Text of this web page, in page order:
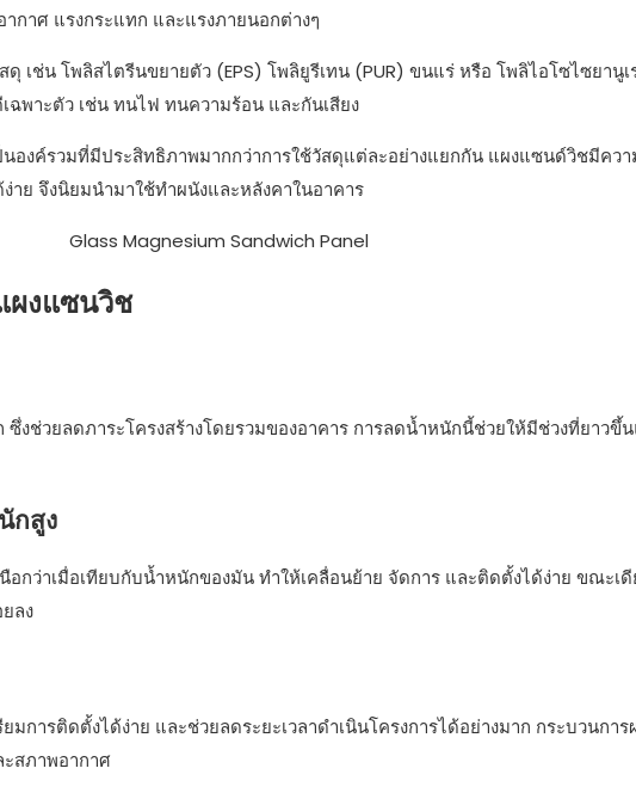
กาศ แรงกระแทก และแรงภายนอกต่างๆ
ดุ เช่น โพลิสไตรีนขยายตัว (EPS) โพลิยูรีเทน (PUR) ขนแร่ หรือ โพลิไอโซไซยานูเ
พาะตัว เช่น ทนไฟ ทนความร้อน และกันเสียง
องค์รวมที่มีประสิทธิภาพมากกว่าการใช้วัสดุแต่ละอย่างแยกกัน แผงแซนด์วิชมีคว
ย จึงนิยมนำมาใช้ทำผนังและหลังคาในอาคาร
งแซนวิช
งช่วยลดภาระโครงสร้างโดยรวมของอาคาร การลดน้ำหนักนี้ช่วยให้มีช่วงที่ยาวขึ้
กสูง
กว่าเมื่อเทียบกับน้ำหนักของมัน ทำให้เคลื่อนย้าย จัดการ และติดตั้งได้ง่าย ขณะเดี
ลง
มการติดตั้งได้ง่าย และช่วยลดระยะเวลาดำเนินโครงการได้อย่างมาก กระบวนกา
สภาพอากาศ